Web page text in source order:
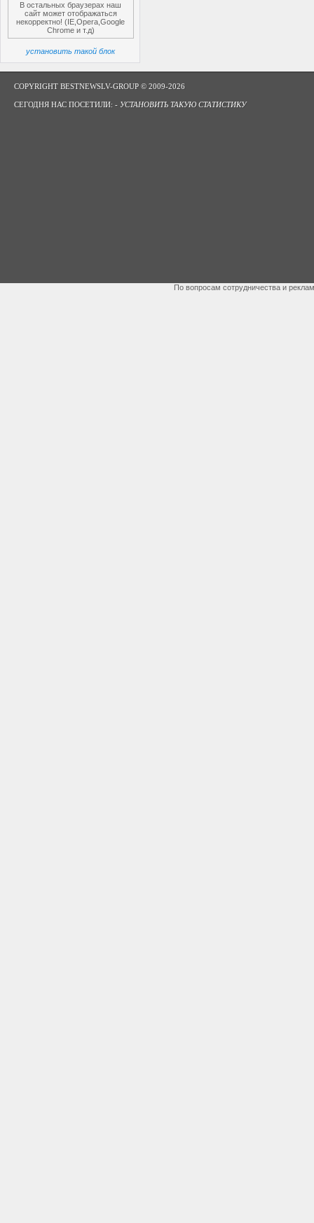
В остальных браузерах наш
сайт может отображаться
некорректно! (IE,Opera,Google
Chrome и т.д)
установить такой блок
COPYRIGHT BESTNEWSLV-GROUP © 2009-2026
СЕГОДНЯ НАС ПОСЕТИЛИ: - УСТАНОВИТЬ ТАКУЮ СТАТИСТИКУ
По вопросам сотрудничества и